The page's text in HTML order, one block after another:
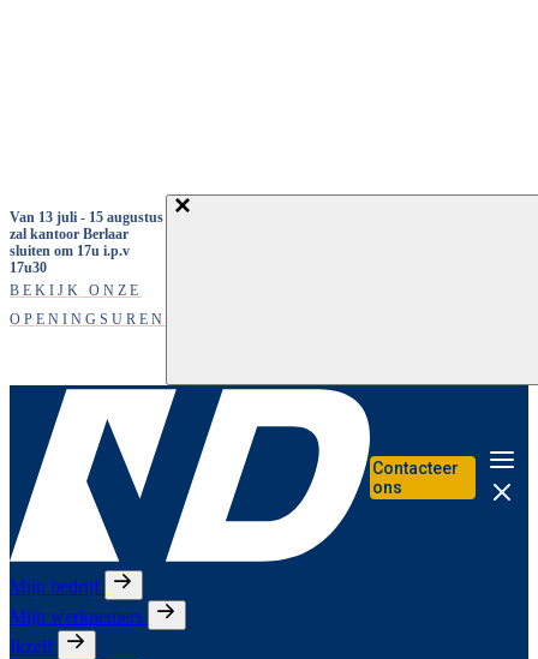
Van 13 juli - 15 augustus
zal kantoor Berlaar
sluiten om 17u i.p.v
17u30
BEKIJK ONZE
OPENINGSUREN
Contacteer
ons
Mijn bedrijf
Mijn werknemers
Ikzelf